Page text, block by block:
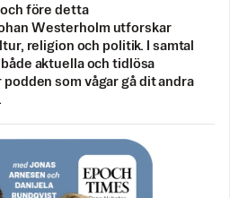
före detta
Westerholm utforskar
religion och politik. I samtal
aktuella och tidlösa
som vågar gå dit andra